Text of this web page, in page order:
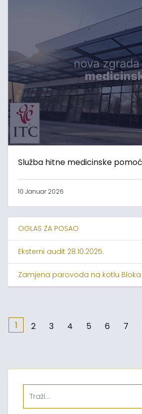
Služba hitne medicinske
10 Januar 2026
OGLAS ZA POSAO
Eksterni audit 28.10.2025.
Zamjena parovoda na kotlu Bloka
1 2 3 4 5 6 7